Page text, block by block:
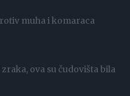
muha i komaraca
ova su čudovišta bila